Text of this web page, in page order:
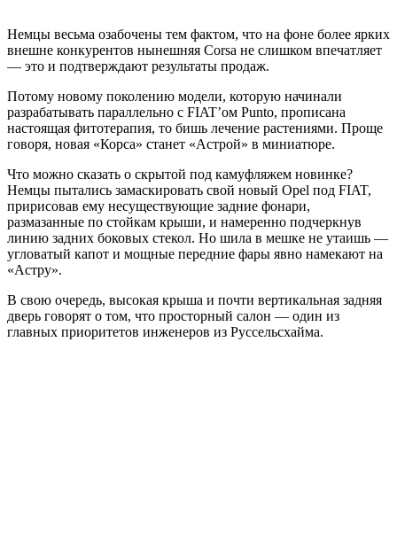
Немцы весьма озабочены тем фактом, что на фоне более ярких
внешне конкурентов нынешняя Corsa не слишком впечатляет
— это и подтверждают результаты продаж.
Потому новому поколению модели, которую начинали
разрабатывать параллельно с FIAT’ом Punto, прописана
настоящая фитотерапия, то бишь лечение растениями. Проще
говоря, новая «Корса» станет «Астрой» в миниатюре.
Что можно сказать о скрытой под камуфляжем новинке?
Немцы пытались замаскировать свой новый Opel под FIAT,
пририсовав ему несуществующие задние фонари,
размазанные по стойкам крыши, и намеренно подчеркнув
линию задних боковых стекол. Но шила в мешке не утаишь —
угловатый капот и мощные передние фары явно намекают на
«Астру».
В свою очередь, высокая крыша и почти вертикальная задняя
дверь говорят о том, что просторный салон — один из
главных приоритетов инженеров из Руссельсхайма.